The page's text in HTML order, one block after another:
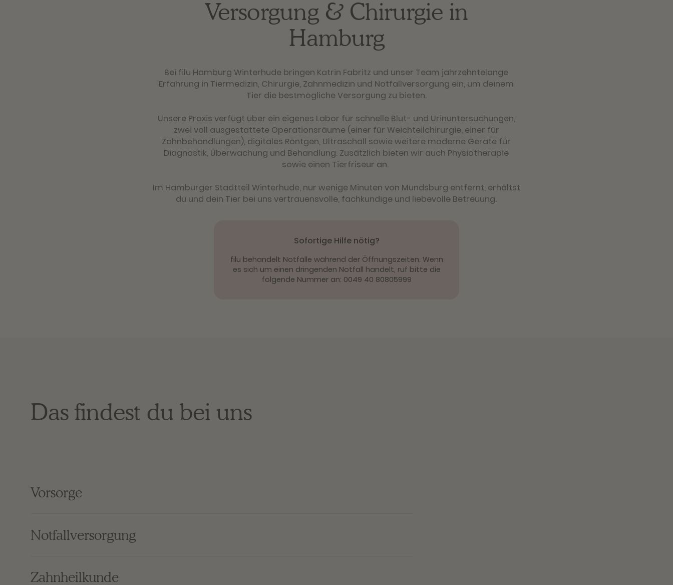
Versorgung & Chirurgie in
Hamburg
Bei filu Hamburg Winterhude bringen Katrin Fabritz und unser Team jahrzehntelange
Erfahrung in Tiermedizin, Chirurgie, Zahnmedizin und Notfallversorgung ein, um deinem
Tier die bestmögliche Versorgung zu bieten.
Unsere Praxis verfügt über ein eigenes Labor für schnelle Blut- und Urinuntersuchungen,
zwei voll ausgestattete Operationsräume (einer für Weichteilchirurgie, einer für
Zahnbehandlungen), digitales Röntgen, Ultraschall sowie weitere moderne Geräte für
Diagnostik, Überwachung und Behandlung. Zusätzlich bieten wir auch Physiotherapie
sowie einen Tierfriseur an.
Im Hamburger Stadtteil Winterhude, nur wenige Minuten von Mundsburg entfernt, erhältst
du und dein Tier bei uns vertrauensvolle, fachkundige und liebevolle Betreuung.
Sofortige Hilfe nötig?
filu behandelt Notfälle während der Öffnungszeiten. Wenn
es sich um einen dringenden Notfall handelt, ruf bitte die
folgende Nummer an: 0049 40 80805999
Das findest du bei uns
Vorsorge
Notfallversorgung
Zahnheilkunde